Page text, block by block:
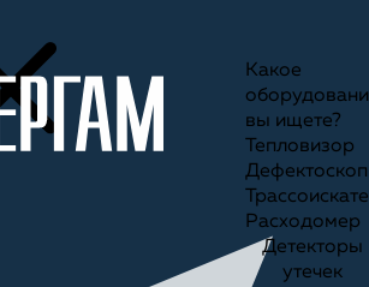
Какое
вы ищете?
Тепловизор
Дефектоскоп
Расходомер
Детекторы
утечек